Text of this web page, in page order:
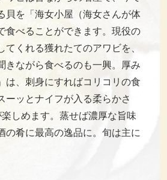
貝を「海女小屋（海女さんが体
食べることができます。現役の
くれる獲れたてのアワビを、
きながら食べるのも一興。厚み
は、刺身にすればコリコリの食
ーッとナイフが入る柔らかさ
しめます。蒸せば濃厚な旨味
の肴に最高の逸品に。旬は主に